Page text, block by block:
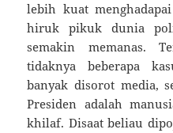
lebih kuat
hiruk pikuk dunia
semakin memanas.
tidaknya beberapa
banyak disorot media,
Presiden adalah
khilaf. Disaat beliau